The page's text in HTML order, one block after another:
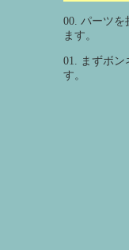
00. パーツ
ます。
01. まずボ
す。